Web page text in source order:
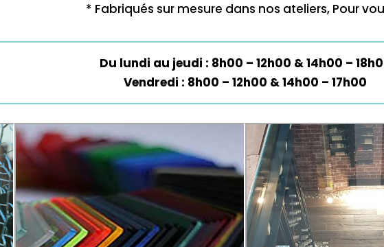
* Fabriqués sur mesure dans nos ateliers, Pour
Du lundi au jeudi : 8h00 – 12h00 & 14h00 –
Vendredi : 8h00 – 12h00 & 14h00 – 17h00